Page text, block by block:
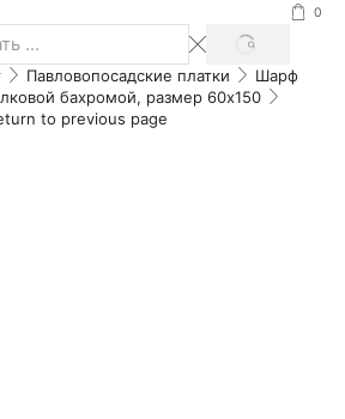
0
SEARCH
Павловопосадские платки
Шарф
бахромой, размер 60x150
to previous page